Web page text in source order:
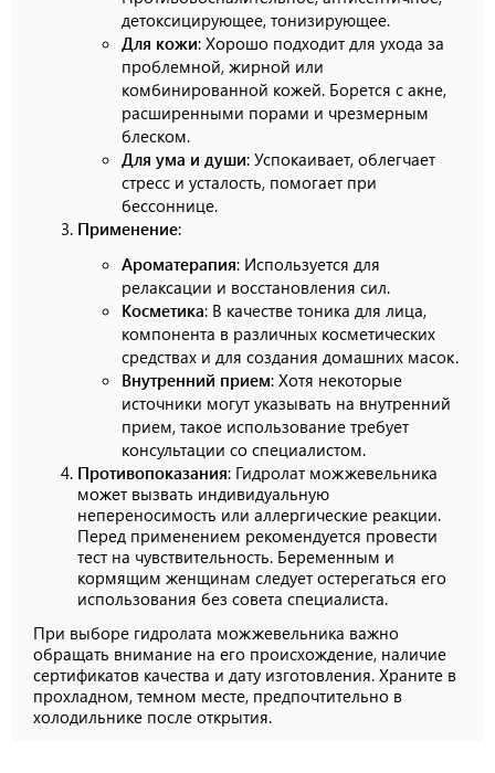
детоксицирующее, тонизирующее.
Для кожи: Хорошо подходит для ухода за
проблемной, жирной или
комбинированной кожей. Борется с акне,
расширенными порами и чрезмерным
блеском.
Для ума и души: Успокаивает, облегчает
стресс и усталость, помогает при
бессоннице.
Применение:
Ароматерапия: Используется для
релаксации и восстановления сил.
Косметика: В качестве тоника для лица,
компонента в различных косметических
средствах и для создания домашних масок.
Внутренний прием: Хотя некоторые
источники могут указывать на внутренний
прием, такое использование требует
консультации со специалистом.
Противопоказания: Гидролат можжевельника
может вызвать индивидуальную
непереносимость или аллергические реакции.
Перед применением рекомендуется провести
тест на чувствительность. Беременным и
кормящим женщинам следует остерегаться его
использования без совета специалиста.
При выборе гидролата можжевельника важно
обращать внимание на его происхождение, наличие
сертификатов качества и дату изготовления. Храните в
прохладном, темном месте, предпочтительно в
холодильнике после открытия.